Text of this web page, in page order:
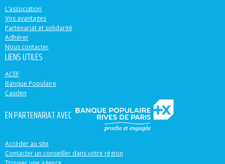
L’association
Vos avantages
Partenariat et solidarité
Adhérer
Nous contacter
LIENS UTILES
ACEF
Banque Populaire
Casden
EN PARTENARIAT AVEC
Accéder au site
Contacter un conseiller dans votre région